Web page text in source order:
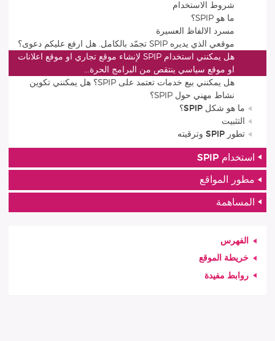
شروط الاستخدام
ما هو SPIP؟
مسرد الالفاظ العسيرة
موقعي الذي يديره SPIP تجمّد بالكامل. هل ارفع عليكم دعوى؟
هل يمكنني استخدام SPIP لإنشاء موقع تجاري او موقع اعلانات
او موقع سياسي ينتقص من البرامج الحرة...
هل يمكنني بيع خدمات تعتمد على SPIP؟ هل يمكنني تكوين
نشاط مهني حول SPIP؟
ما هو شكل SPIP؟
التثبيت
تطور SPIP وترقيته
استخدام SPIP
مطور المواقع
المساهمة
الفهرس
خريطة الموقع
روابط مفيدة